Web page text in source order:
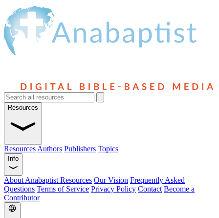
Resources
Resources Authors Publishers Topics
Info
About Anabaptist Resources Our Vision Frequently Asked
Questions Terms of Service Privacy Policy Contact Become a
Contributor